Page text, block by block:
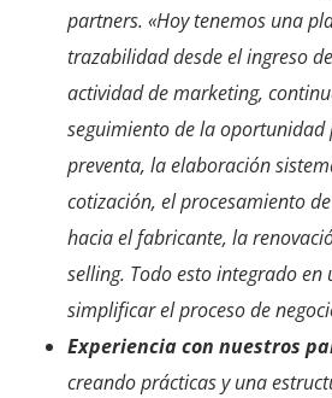
partners. «Hoy tenemos una
trazabilidad desde el ingreso
actividad de marketing,
seguimiento de la oportunidad
preventa, la elaboración
cotización, el procesamiento
hacia el fabricante, la
selling. Todo esto integrado
simplificar el proceso de
Experiencia con nuestros
creando prácticas y una